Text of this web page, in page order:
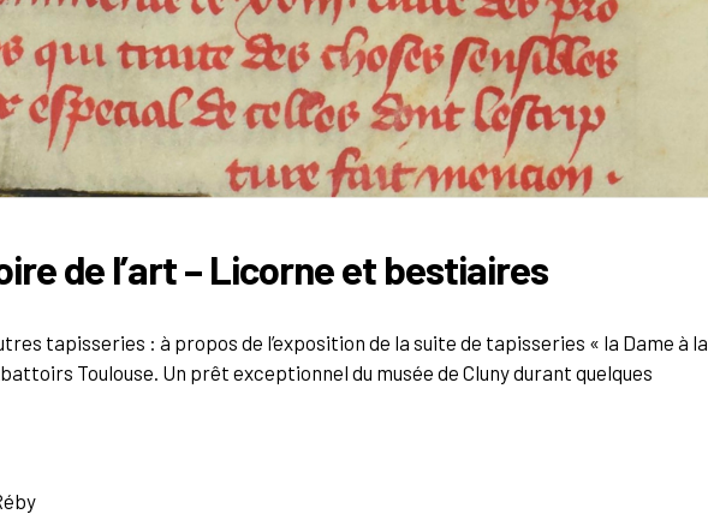
de l’art – Licorne et bestiaires
tapisseries : à propos de l’exposition de la suite de tapisseries « la Dame à la
Toulouse. Un prêt exceptionnel du musée de Cluny durant quelques